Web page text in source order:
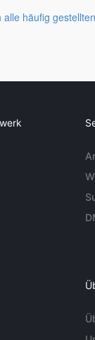
alle häufig